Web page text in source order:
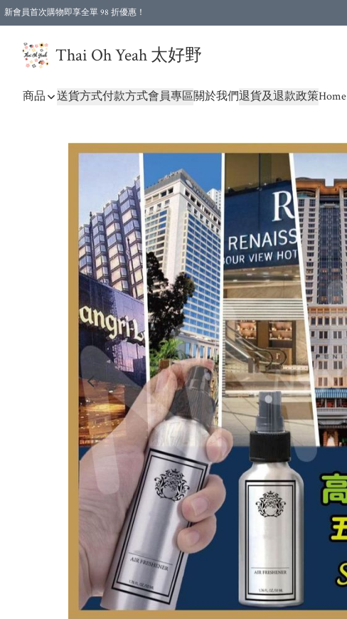
新會員首次購物即享全單 98 折優惠！
Thai Oh Yeah 太好野
商品 送貨方式付款方式會員專區關於我們退貨及退款政策Home